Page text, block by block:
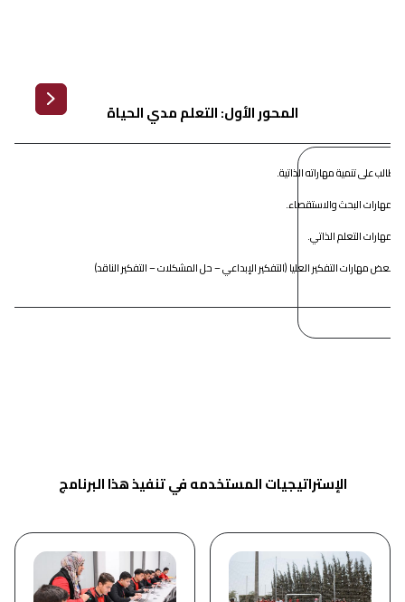
المحور الأول: التعلم مدي الحياة
على تنمية مهاراته الذاتية.
مهارات البحث والاستقصاء.
مهارات التعلم الذاتي.
بعض مهارات التفكير العليا (التفكير الإبداعي – حل المشكلات – التفكير الناقد)
الإستراتيجيات المستخدمه في تنفيذ هذا البرنامج